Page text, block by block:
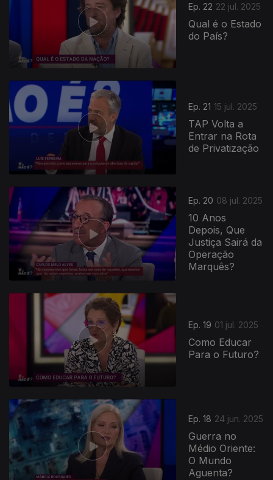
Ep. 22 22 jul. 2025
Qual é o Estado
do País?
Ep. 21 15 jul. 2025
TAP Volta a
Entrar na Rota
de Privatização
Ep. 20 08 jul. 2025
10 Anos
Depois, Que
Justiça Sairá da
Operação
Marquês?
Ep. 19 01 jul. 2025
Como Educar
Para o Futuro?
Ep. 18 24 jun. 2025
Guerra no
Médio Oriente:
O Mundo
Aguenta?